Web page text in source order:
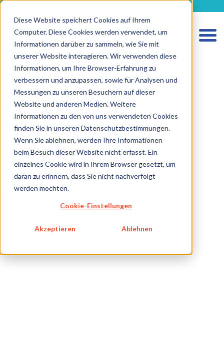
Diese Website speichert Cookies auf Ihrem
Computer. Diese Cookies werden verwendet, um
Informationen darüber zu sammeln, wie Sie mit
unserer Website interagieren. Wir verwenden diese
Informationen, um Ihre Browser-Erfahrung zu
verbessern und anzupassen, sowie für Analysen und
Messungen zu unseren Besuchern auf dieser
Website und anderen Medien. Weitere
Informationen zu den von uns verwendeten Cookies
finden Sie in unseren Datenschutzbestimmungen.
Wenn Sie ablehnen, werden Ihre Informationen
beim Besuch dieser Website nicht erfasst. Ein
einzelnes Cookie wird in Ihrem Browser gesetzt, um
daran zu erinnern, dass Sie nicht nachverfolgt
werden möchten.
Cookie-Einstellungen
Akzeptieren Ablehnen
HOME
LEISTUNGEN MEDIZINPRODUKTE
ZUKUNFTSSTARKE LÖSUNGEN